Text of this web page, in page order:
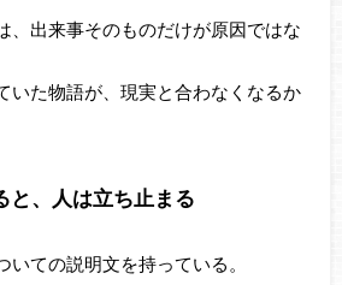
、出来事そのものだけが原因ではな
いた物語が、現実と合わなくなるか
と、人は立ち止まる
いての説明文を持っている。